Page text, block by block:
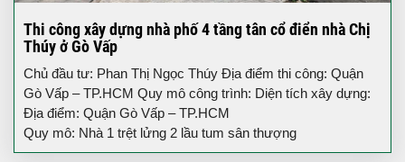
Thi công xây dựng nhà phố 4 tầng tân cổ điển nhà Chị
Thúy ở Gò Vấp
Chủ đầu tư: Phan Thị Ngọc Thúy Địa điểm thi công: Quận
Gò Vấp – TP.HCM Quy mô công trình: Diện tích xây dựng:
Địa điểm: Quận Gò Vấp – TP.HCM
Quy mô: Nhà 1 trệt lửng 2 lầu tum sân thượng